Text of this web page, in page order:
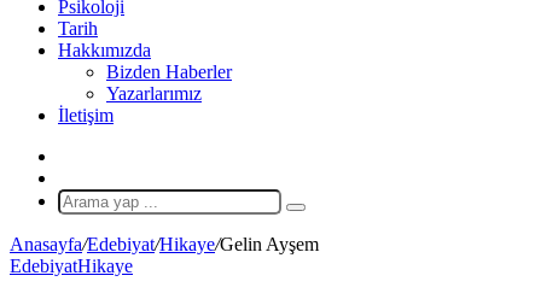
Psikoloji
Tarih
Hakkımızda
Bizden Haberler
Yazarlarımız
İletişim
Makale
Arama
...
Anasayfa/Edebiyat/Hikaye/Gelin Ayşem
EdebiyatHikaye